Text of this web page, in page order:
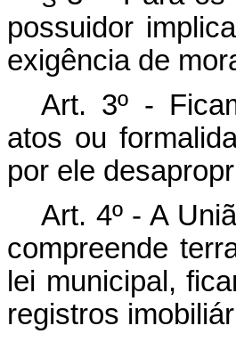
possuidor
exigência de
Art. 3º -
atos ou
por ele
Art. 4º - A
compreende
lei municipal,
registros